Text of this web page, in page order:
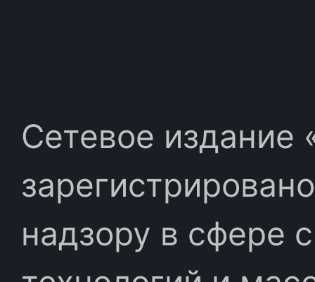
Сетевое издание
надзору в сфере